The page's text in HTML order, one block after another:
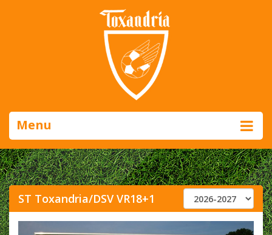
Menu
ST Toxandria/DSV VR18+1